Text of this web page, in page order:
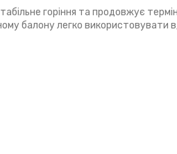
горіння та продовжує
балону легко використовувати